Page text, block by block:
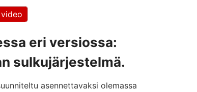
eri versiossa:
sulkujärjestelmä.
asennettavaksi olemassa